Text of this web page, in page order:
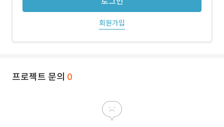
회원가입
프로젝트 문의 0